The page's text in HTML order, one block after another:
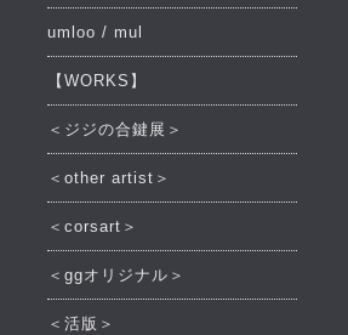
umloo / mul
【WORKS】
＜ジジの合鍵展＞
＜other artist＞
＜corsart＞
＜ggオリジナル＞
＜活版＞